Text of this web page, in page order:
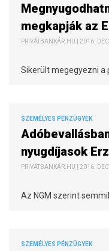
megkapják az
PRIVÁTBANKÁR.HU | 2016.
Sikerült megegyezni a
SZEMÉLYES PÉNZÜGYEK
nyugdíjasok
PRIVÁTBANKÁR.HU | 2016.
Az NGM szerint
SZEMÉLYES PÉNZÜGYEK